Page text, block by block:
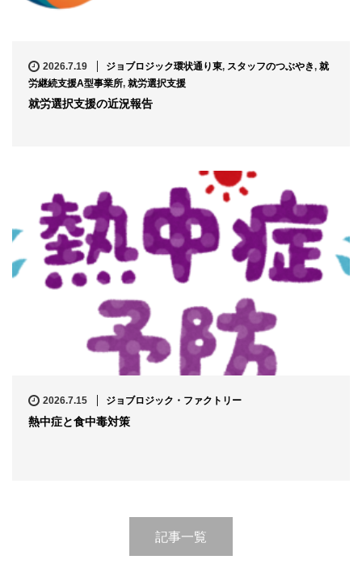
2026.7.19 ジョブロジック環状通り東, スタッフのつぶやき, 就
労継続支援A型事業所, 就労選択支援
就労選択支援の近況報告
2026.7.15 ジョブロジック・ファクトリー
熱中症と食中毒対策
記事一覧